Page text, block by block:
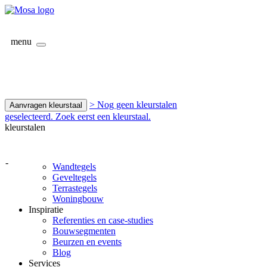
menu
Aanvragen kleurstaal
> Nog geen kleurstalen
geselecteerd. Zoek eerst een kleurstaal.
kleurstalen
-
Wandtegels
Geveltegels
Terrastegels
Woningbouw
Inspiratie
Referenties en case-studies
Bouwsegmenten
Beurzen en events
Blog
Services